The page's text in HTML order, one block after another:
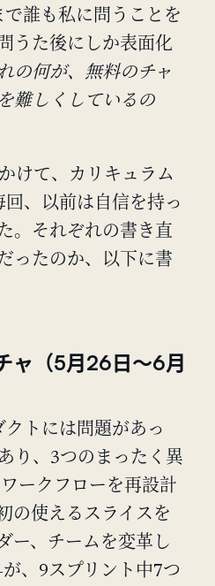
で誰も私に問うことを
うた後にしか表面化
の何が、無料のチャ
難しくしているの
けて、カリキュラム
、以前は自信を持っ
。それぞれの書き直
ったのか、以下に書
ャ（5月26日〜6月
トには問題があっ
り、3つのまったく異
ークフローを再設計
の使えるスライスを
ー、チームを変革し
、9スプリント中7つ